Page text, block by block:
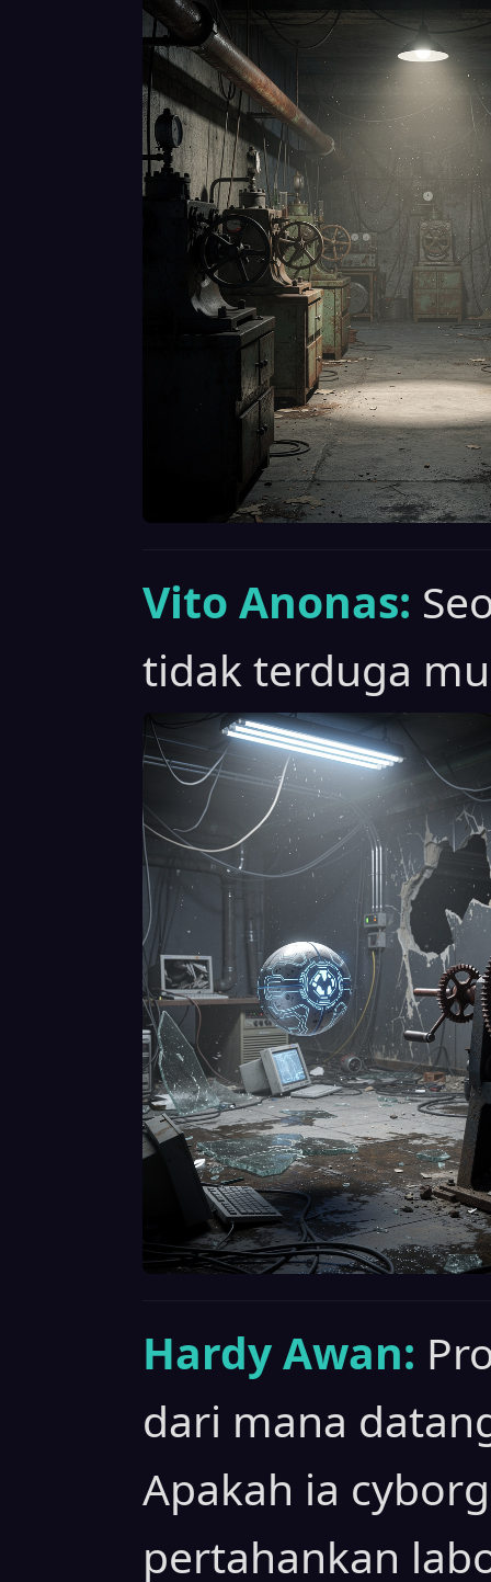
Vito Anonas:
tidak terduga
Hardy Awan:
dari mana
Apakah ia
pertahankan